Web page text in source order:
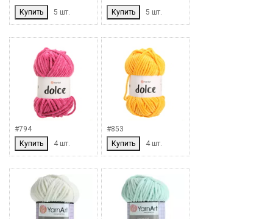
Купить
5 шт.
Купить
5 шт.
#794
Купить
4 шт.
#853
Купить
4 шт.